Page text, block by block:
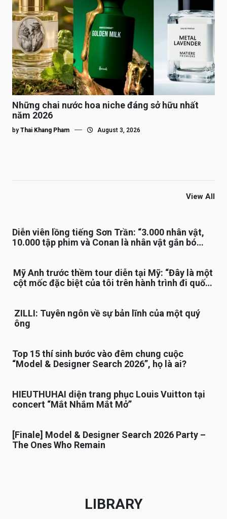
Những chai nước hoa niche đáng sở hữu nhất
năm 2026
by Thai Khang Pham August 3, 2026
View All
Diễn viên lồng tiếng Sơn Trần: “3.000 nhân vật,
10.000 tập phim và Conan là nhân vật gắn bó
Mỹ Anh trước thềm tour diễn tại Mỹ: “Đây là một
cột mốc đặc biệt của tôi trên hành trình đi quốc
ZILLI: Tuyên ngôn về sự bản lĩnh của một quý
ông
Top 15 thí sinh bước vào đêm chung cuộc
“Model & Designer Search 2026”, họ là ai?
HIEUTHUHAI diện trang phục Louis Vuitton tại
concert “Mắt Nhắm Mắt Mở”
[Finale] Model & Designer Search 2026 Party –
The Ones Who Remain
LIBRARY